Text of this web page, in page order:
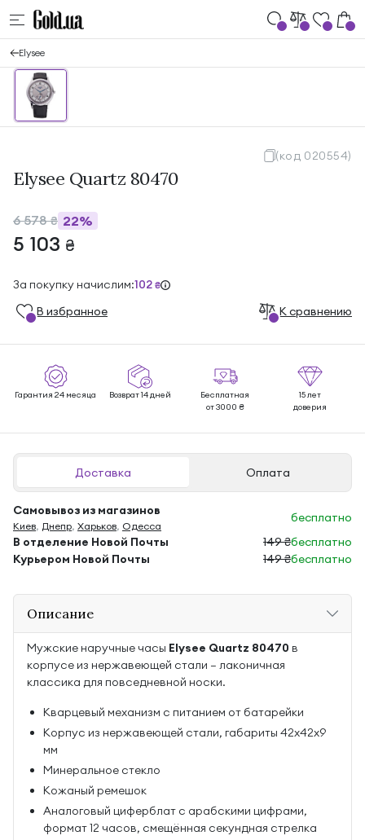
Elysee
(код 020554)
Elysee Quartz 80470
6 578₴ 22%
5 103 ₴
За покупку начислим:102 ₴
В избранноe К сравнению
Гарантия 24 месяца Возврат 14 дней
Бесплатная
от 3000 ₴
15 лет
доверия
Доставка Оплата
Самовывоз из магазинов
Киев, Днепр, Харьков, Одесса
бесплатно
В отделение Новой Почты
149 ₴бесплатно
Курьером Новой Почты
149 ₴бесплатно
Описание
Мужские наручные часы Elysee Quartz 80470 в
корпусе из нержавеющей стали — лаконичная
классика для повседневной носки.
Кварцевый механизм с питанием от батарейки
Корпус из нержавеющей стали, габариты 42x42x9
мм
Минеральное стекло
Кожаный ремешок
Аналоговый циферблат с арабскими цифрами,
формат 12 часов, смещённая секундная стрелка